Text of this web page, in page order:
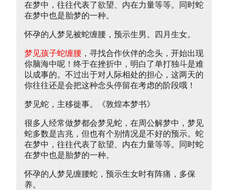
在梦中，往往代表了欲望、内在力量等等。同时蛇
在梦中也是胎梦的一种。
怀孕的人梦见被蛇缠腰，预示生男。四月生女。
梦见孩子蛇缠腰 ，寻找合作伙伴的念头，开始出现
你脑海中呢！终于在挫折中，明白了单打独斗是难
以成事的。不过出于对人际相处的担心，这两天的
你往往还是会把这种念头停留在考虑的阶段哦！
梦见蛇，主移徙事。《敦煌本梦书》
很多人经常做梦都会梦见蛇，在周公解梦中，梦见
蛇多数是吉兆，但也有个别情况是不好的预示。蛇
在梦中，往往代表了欲望、内在力量等等。同时蛇
在梦中也是胎梦的一种。
怀孕的人梦见缠腰蛇，预示生女时有阵痛，多保
养。